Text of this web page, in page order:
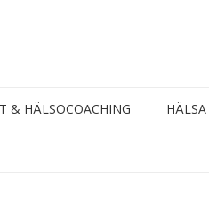
& HÄLSOCOACHING HÄLSA